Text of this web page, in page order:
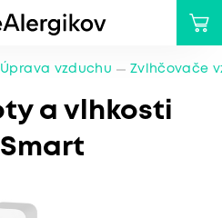
Úprava vzduchu Zvlhčovače
a vlhkosti